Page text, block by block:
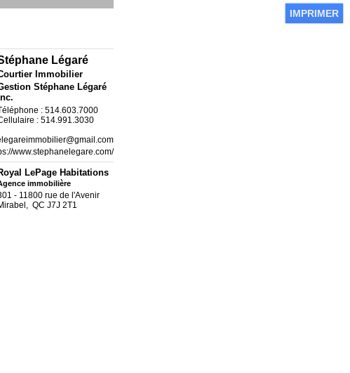
IMPRIMER
Légaré
Immobilier
Stéphane Légaré
: 514.603.7000
: 514.991.3030
www.stephanelegare.com/
LePage Habitations
immobilière
- 11800 rue de l'Avenir
QC J7J 2T1